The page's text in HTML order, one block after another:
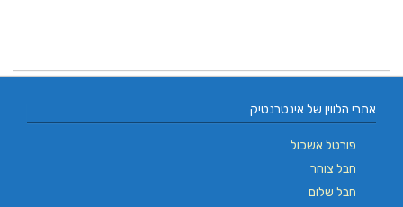
אתרי הלווין של אינטרנטיק
פורטל אשכול
חבל צוחר
חבל שלום